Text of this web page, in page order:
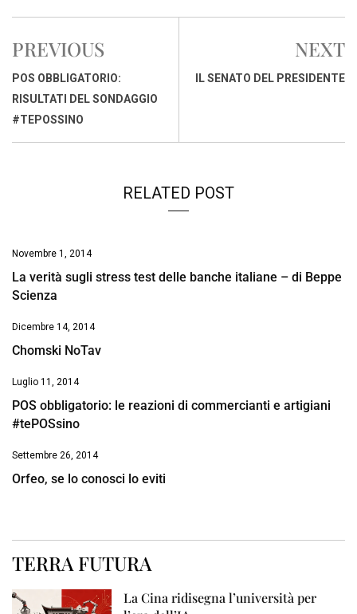
c
b
o
o
k
a
s
A
p
n
d
I
r
s
a
p
i
i
PREVIOUS
POS OBBLIGATORIO:
RISULTATI DEL SONDAGGIO
#TEPOSSINO
NEXT
IL SENATO DEL PRESIDENTE
RELATED POST
Novembre 1, 2014
La verità sugli stress test delle banche italiane – di Beppe
Scienza
Dicembre 14, 2014
Chomski NoTav
Luglio 11, 2014
POS obbligatorio: le reazioni di commercianti e artigiani
#tePOSsino
Settembre 26, 2014
Orfeo, se lo conosci lo eviti
TERRA FUTURA
La Cina ridisegna l’università per